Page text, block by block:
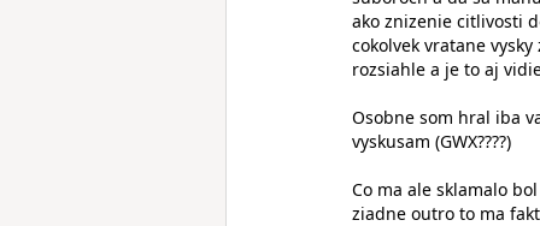
ako znizenie citlivosti
cokolvek vratane
rozsiahle a je to aj
Osobne som hral iba
vyskusam (GWX????)
Co ma ale sklamalo
ziadne outro to ma